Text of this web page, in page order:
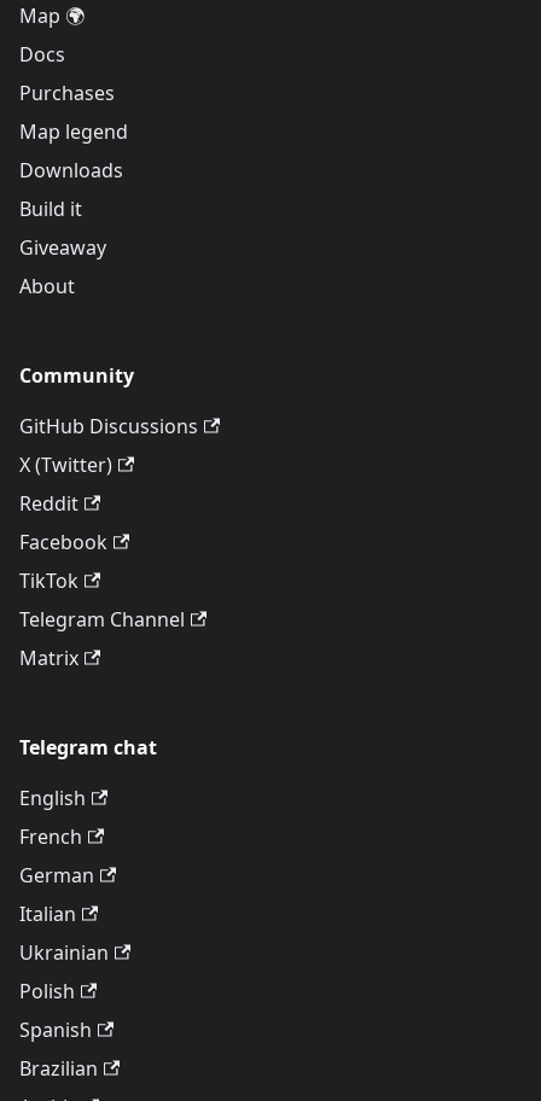
Map 🌍
Docs
Purchases
Map legend
Downloads
Build it
Giveaway
About
Community
GitHub Discussions
X (Twitter)
Reddit
Facebook
TikTok
Telegram Channel
Matrix
Telegram chat
English
French
German
Italian
Ukrainian
Polish
Spanish
Brazilian